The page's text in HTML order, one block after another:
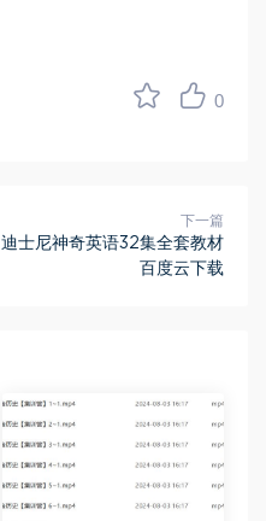
0
下一篇
迪士尼神奇英语32集全套教材
百度云下载